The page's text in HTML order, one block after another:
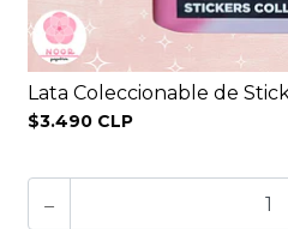
Lata Coleccionable de
$3.490 CLP
-